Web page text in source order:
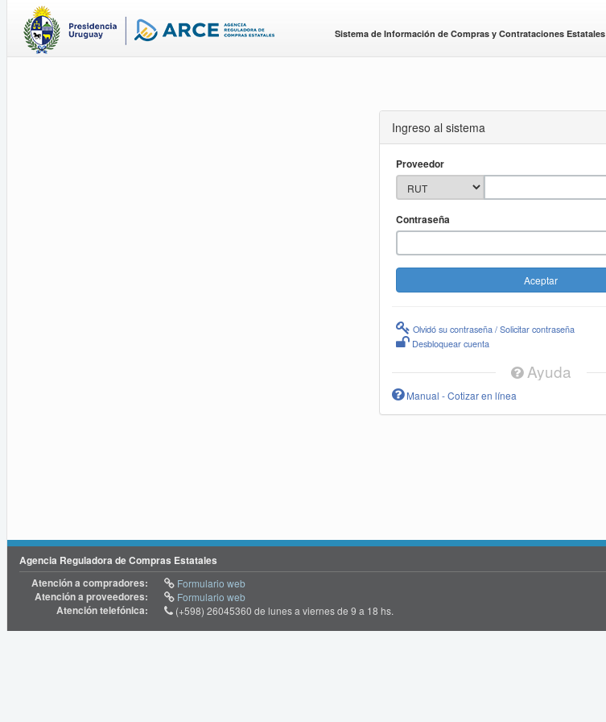
Sistema de Información de Compras y Contrataciones Estatales
Ingreso al sistema
Proveedor
Contraseña
Olvidó su contraseña / Solicitar contraseña
Desbloquear cuenta
Ayuda
Manual - Cotizar en línea
Agencia Reguladora de Compras Estatales
Atención a compradores:
Formulario web
Atención a proveedores: Formulario web
Atención telefónica: (+598) 26045360 de lunes a viernes de 9 a 18 hs.